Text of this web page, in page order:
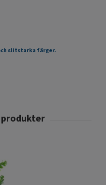
slitstarka färger.